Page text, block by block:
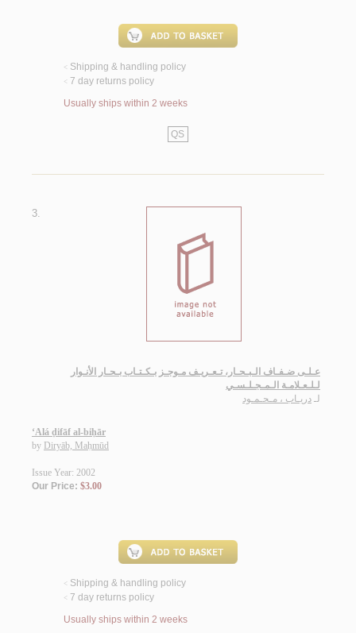
< Shipping & handling policy
< 7 day returns policy
Usually ships within 2 weeks
QS
3.
عـلـى ضـفـاف الـبـحـار، تـعـريـف مـوجـز بـكـتـاب بـحـار الأنـوار
لـلـعـلامـة الـمـجـلـسـي
لـ دريـاب ، مـحـمـود
‘Alá ḍifāf al-biḥār
by Diryāb, Maḥmūd
Issue Year: 2002
Our Price: $3.00
< Shipping & handling policy
< 7 day returns policy
Usually ships within 2 weeks